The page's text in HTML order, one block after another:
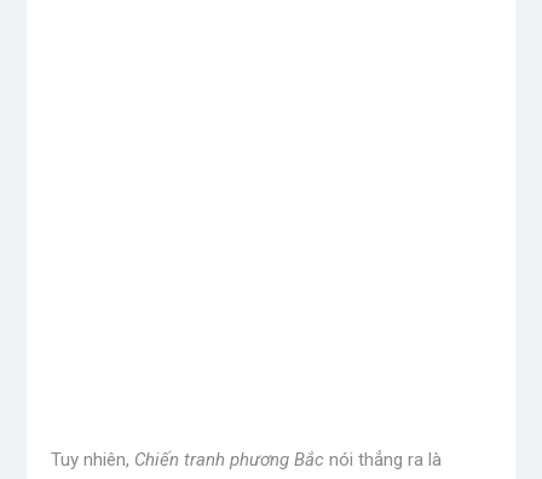
Tuy nhiên, Chiến tranh phương Bắc nói thẳng ra là